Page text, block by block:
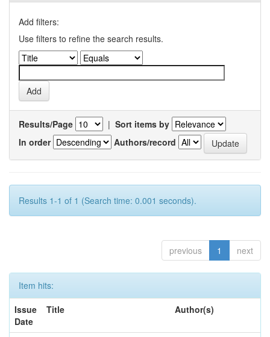
Add filters:
Use filters to refine the search results.
Results/Page | Sort items by
In order
Authors/record
Results 1-1 of 1 (Search time: 0.001 seconds).
previous 1 next
Item hits:
Issue
Date
Title Author(s)